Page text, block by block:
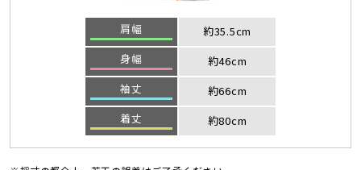
肩幅
約35.5cm
身幅
約46cm
袖丈
約66cm
着丈
約80cm